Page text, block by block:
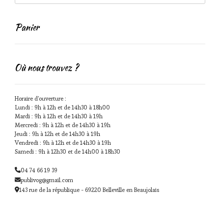
Panier
Où nous trouvez ?
Horaire d'ouverture :
Lundi : 9h à 12h et de 14h30 à 18h00
Mardi : 9h à 12h et de 14h30 à 19h
Mercredi : 9h à 12h et de 14h30 à 19h
Jeudi : 9h à 12h et de 14h30 à 19h
Vendredi : 9h à 12h et de 14h30 à 19h
Samedi : 9h à 12h30 et de 14h00 à 18h30
04 74 66 19 39
publivog@gmail.com
143 rue de la république - 69220 Belleville en Beaujolais